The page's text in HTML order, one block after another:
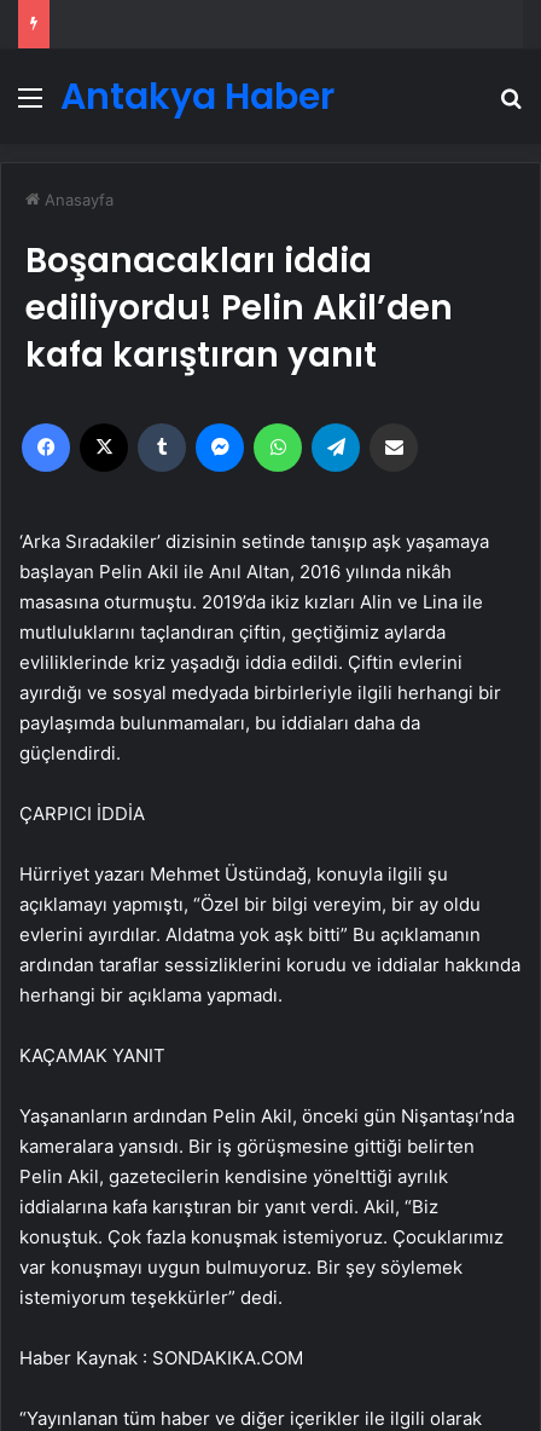
Menü
Antakya Haber
Anasayfa
Boşanacakları iddia
ediliyordu! Pelin Akil’den
kafa karıştıran yanıt
Facebook Tumblr MessengerWhatsApp
‘Arka Sıradakiler’ dizisinin setinde tanışıp aşk yaşamaya
başlayan Pelin Akil ile Anıl Altan, 2016 yılında nikâh
masasına oturmuştu. 2019’da ikiz kızları Alin ve Lina ile
mutluluklarını taçlandıran çiftin, geçtiğimiz aylarda
evliliklerinde kriz yaşadığı iddia edildi. Çiftin evlerini
ayırdığı ve sosyal medyada birbirleriyle ilgili herhangi bir
paylaşımda bulunmamaları, bu iddiaları daha da
güçlendirdi.
ÇARPICI İDDİA
Hürriyet yazarı Mehmet Üstündağ, konuyla ilgili şu
açıklamayı yapmıştı, “Özel bir bilgi vereyim, bir ay oldu
evlerini ayırdılar. Aldatma yok aşk bitti” Bu açıklamanın
ardından taraflar sessizliklerini korudu ve iddialar hakkında
herhangi bir açıklama yapmadı.
KAÇAMAK YANIT
Yaşananların ardından Pelin Akil, önceki gün Nişantaşı’nda
kameralara yansıdı. Bir iş görüşmesine gittiği belirten
Pelin Akil, gazetecilerin kendisine yönelttiği ayrılık
iddialarına kafa karıştıran bir yanıt verdi. Akil, “Biz
konuştuk. Çok fazla konuşmak istemiyoruz. Çocuklarımız
var konuşmayı uygun bulmuyoruz. Bir şey söylemek
istemiyorum teşekkürler” dedi.
Haber Kaynak : SONDAKIKA.COM
“Yayınlanan tüm haber ve diğer içerikler ile ilgili olarak